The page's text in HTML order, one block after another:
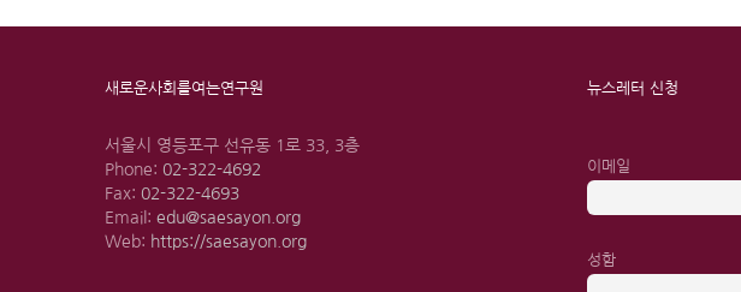
새로운사회를여는연구원
서울시 영등포구 선유동 1로 33, 3층
Phone: 02-322-4692
Fax: 02-322-4693
Email: edu@saesayon.org
Web: https://saesayon.org
뉴스레터 신청
이메일
성함